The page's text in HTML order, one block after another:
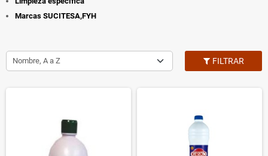
Marcas SUCITESA,FYH
Nombre, A a Z FILTRAR